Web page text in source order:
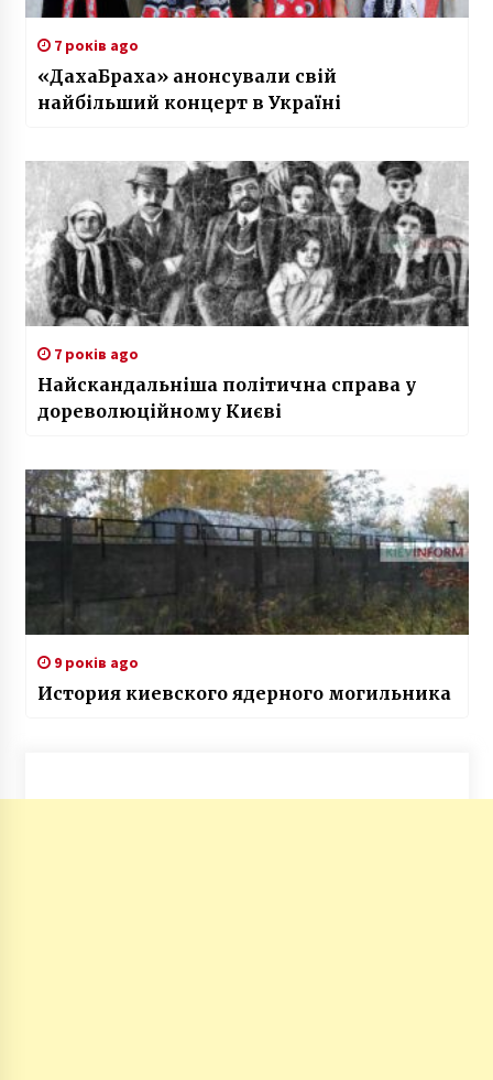
7 років ago
«ДахаБраха» анонсували свій
найбільший концерт в Україні
7 років ago
Найскандальніша політична справа у
дореволюційному Києві
9 років ago
История киевского ядерного могильника